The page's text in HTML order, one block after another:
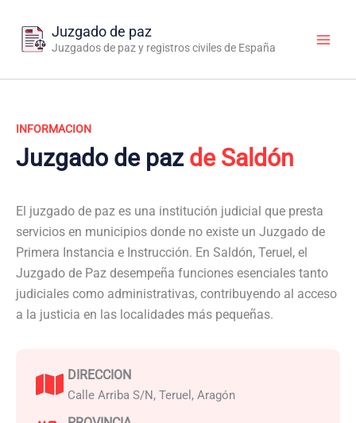
contenido
Juzgado de paz
Juzgados de paz y registros civiles de España
INFORMACION
Juzgado de paz de Saldón
El juzgado de paz es una institución judicial que presta
servicios en municipios donde no existe un Juzgado de
Primera Instancia e Instrucción. En Saldón, Teruel, el
Juzgado de Paz desempeña funciones esenciales tanto
judiciales como administrativas, contribuyendo al acceso
a la justicia en las localidades más pequeñas.
DIRECCION
Calle Arriba S/N, Teruel, Aragón